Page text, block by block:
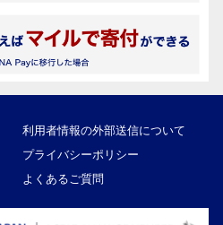
利用者情報の外部送信について
プライバシーポリシー
よくあるご質問